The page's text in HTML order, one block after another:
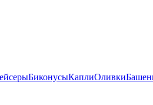
БиконусыКаплиОливки